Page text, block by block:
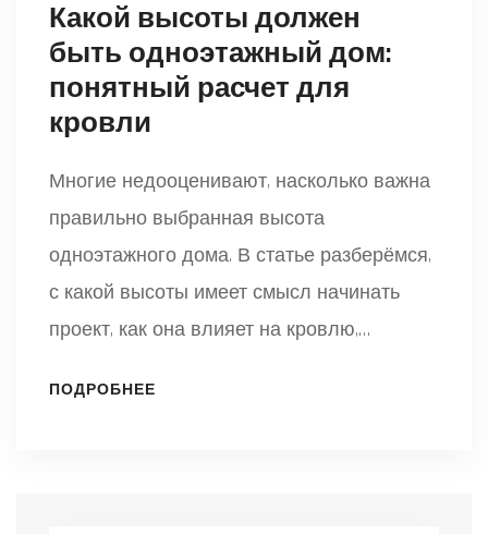
Какой высоты должен
быть одноэтажный дом:
понятный расчет для
кровли
Многие недооценивают, насколько важна
правильно выбранная высота
одноэтажного дома. В статье разберёмся,
с какой высоты имеет смысл начинать
проект, как она влияет на кровлю,
поделюсь практическими
ПОДРОБНЕЕ